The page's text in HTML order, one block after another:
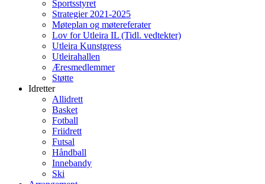
Sportsstyret
Strategier 2021-2025
Møteplan og møtereferater
Lov for Utleira IL (Tidl. vedtekter)
Utleira Kunstgress
Utleirahallen
Æresmedlemmer
Støtte
Idretter
Allidrett
Basket
Fotball
Friidrett
Futsal
Håndball
Innebandy
Ski